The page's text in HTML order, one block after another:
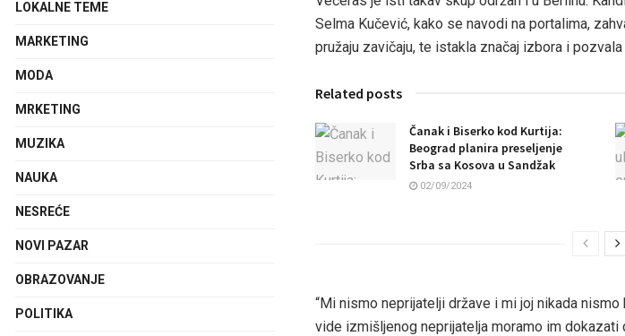
Selma Kučević, kako se navodi na portalima,
pružaju zavičaju, te istakla značaj izbora i
Related posts
Čanak i Biserko kod Kurtija:
Beograd planira preseljenje
Srba sa Kosova u Sandžak
02/09/2024
“Mi nismo neprijatelji države i mi joj nikada
vide izmišljenog neprijatelja moramo im dokazati
LOKALNE TEME
MARKETING
MODA
MRKETING
MUZIKA
NAUKA
NESREĆE
NOVI PAZAR
OBRAZOVANJE
POLITIKA